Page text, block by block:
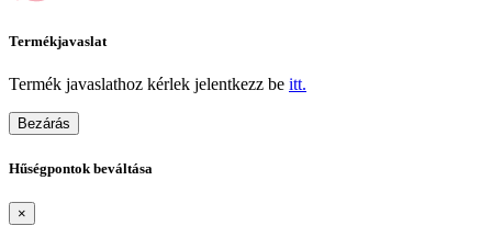
Termékjavaslat
Termék javaslathoz kérlek jelentkezz be itt.
Bezárás
Hűségpontok beváltása
×